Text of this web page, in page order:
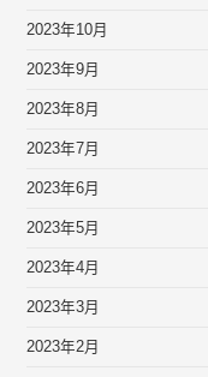
2023年10月
2023年9月
2023年8月
2023年7月
2023年6月
2023年5月
2023年4月
2023年3月
2023年2月